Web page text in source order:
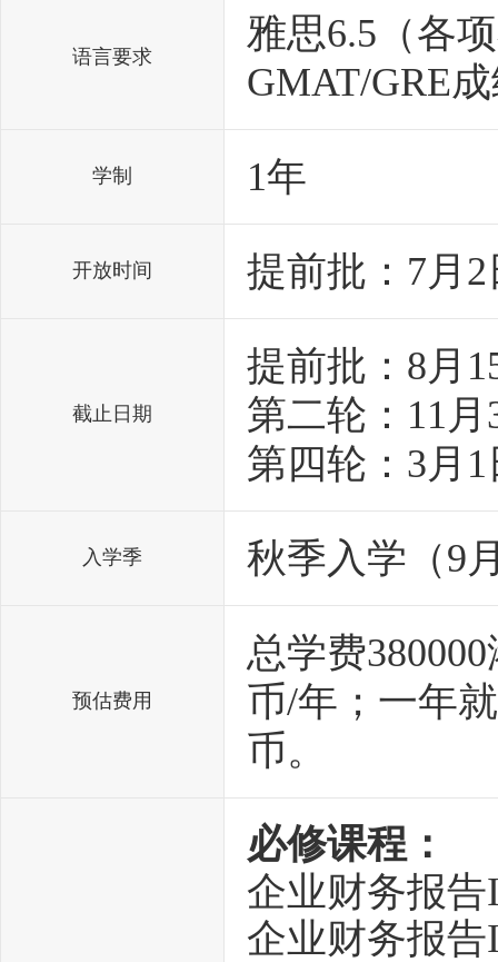
语言要求
雅思6.5（各
GMAT/GRE
学制 1年
开放时间 提前批：7月2
截止日期
提前批：8月
第二轮：11
第四轮：3月1
入学季 秋季入学（9
预估费用
总学费
币/年；一年
币。
必修课程：
企业财务报告
企业财务报